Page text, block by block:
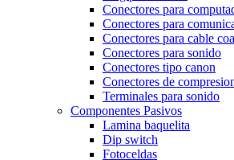
Conectores para
Conectores para
Conectores para cable
Conectores para sonido
Conectores tipo canon
Conectores de
Terminales para sonido
Componentes Pasivos
Lamina baquelita
Dip switch
Fotoceldas